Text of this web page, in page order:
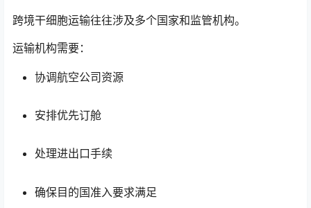
跨境干细胞运输往往涉及多个国家和监管机构。
运输机构需要：
协调航空公司资源
安排优先订舱
处理进出口手续
确保目的国准入要求满足